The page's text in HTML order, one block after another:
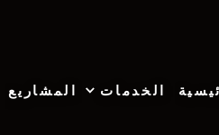
الخدمات المشاريع